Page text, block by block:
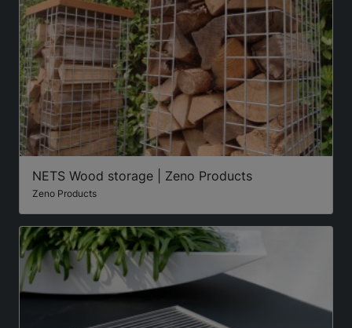
NETS Wood storage | Zeno Products
Zeno Products